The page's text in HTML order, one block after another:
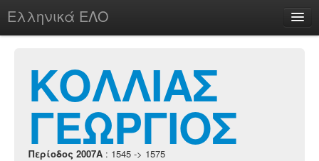
Ελληνικά ΕΛΟ
chesstu.be @ discord
Login
ΚΟΛΛΙΑΣ
ΓΕΩΡΓΙΟΣ
Περίοδος 2007A : 1545 -> 1575